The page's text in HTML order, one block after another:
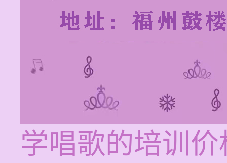
学唱歌的培训